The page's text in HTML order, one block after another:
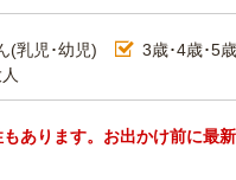
(乳児･幼児) 3歳･4歳･5
あります。お出かけ前に最